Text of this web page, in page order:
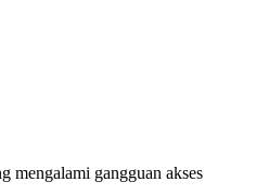
mengalami gangguan akses